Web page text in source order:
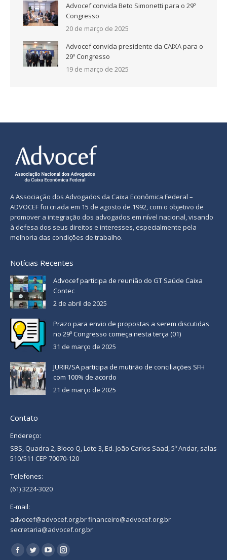
Advocef convida Beto Simonetti para o 29º
Congresso
20 de março de 2025
Advocef convida presidente da CAIXA para o
29º Congresso
19 de março de 2025
A Associação dos Advogados da Caixa Econômica Federal –
ADVOCEF foi criada em 15 de agosto de 1992, com o objetivo de
promover a integração dos advogados em nível nacional, visando
à defesa dos seus direitos e interesses, especialmente pela
melhoria das condições de trabalho.
Notícias Recentes
Advocef participa de reunião do GT Saúde Caixa
Contec
2 de abril de 2025
Prazo para envio de propostas a serem discutidas
no 29º Congresso começa nesta terça (01)
31 de março de 2025
JURIR/SA participa de mutirão de conciliações SFH
com 100% de acordo
21 de março de 2025
Contato
Endereço:
SBS, Quadra 2, Bloco Q, Lote 3, Ed. João Carlos Saad, 5º Andar, salas
510/511 CEP 70070-120
Telefones:
(61) 3224-3020
E-mail:
advocef@advocef.org.br financeiro@advocef.org.br
secretaria@advocef.org.br
Encontre-nos em:
Facebook
TwitterYouTubeInstagram